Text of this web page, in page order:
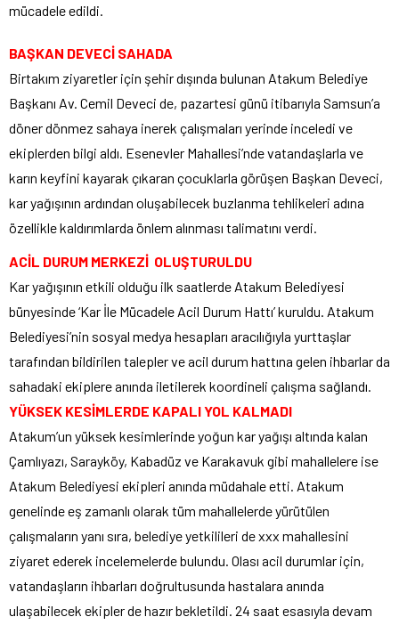
mücadele edildi.
BAŞKAN DEVECİ SAHADA
Birtakım ziyaretler için şehir dışında bulunan Atakum Belediye
Başkanı Av. Cemil Deveci de, pazartesi günü itibarıyla Samsun’a
döner dönmez sahaya inerek çalışmaları yerinde inceledi ve
ekiplerden bilgi aldı. Esenevler Mahallesi’nde vatandaşlarla ve
karın keyfini kayarak çıkaran çocuklarla görüşen Başkan Deveci,
kar yağışının ardından oluşabilecek buzlanma tehlikeleri adına
özellikle kaldırımlarda önlem alınması talimatını verdi.
ACİL DURUM MERKEZİ OLUŞTURULDU
Kar yağışının etkili olduğu ilk saatlerde Atakum Belediyesi
bünyesinde ‘Kar İle Mücadele Acil Durum Hattı’ kuruldu. Atakum
Belediyesi’nin sosyal medya hesapları aracılığıyla yurttaşlar
tarafından bildirilen talepler ve acil durum hattına gelen ihbarlar da
sahadaki ekiplere anında iletilerek koordineli çalışma sağlandı.
YÜKSEK KESİMLERDE KAPALI YOL KALMADI
Atakum’un yüksek kesimlerinde yoğun kar yağışı altında kalan
Çamlıyazı, Sarayköy, Kabadüz ve Karakavuk gibi mahallelere ise
Atakum Belediyesi ekipleri anında müdahale etti. Atakum
genelinde eş zamanlı olarak tüm mahallelerde yürütülen
çalışmaların yanı sıra, belediye yetkilileri de xxx mahallesini
ziyaret ederek incelemelerde bulundu. Olası acil durumlar için,
vatandaşların ihbarları doğrultusunda hastalara anında
ulaşabilecek ekipler de hazır bekletildi. 24 saat esasıyla devam